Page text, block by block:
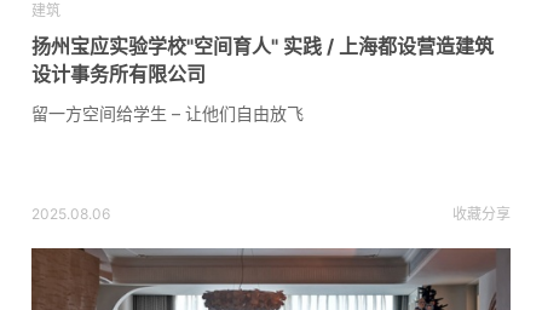
建筑
扬州宝应实验学校"空间育人" 实践 / 上海都设营造建筑
设计事务所有限公司
留一方空间给学生 – 让他们自由放飞
2025.08.06 收藏分享